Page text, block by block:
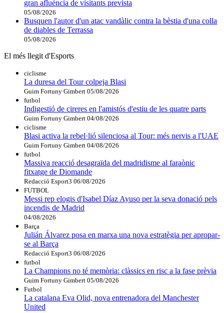
gran afluència de visitants prevista
05/08/2026
Busquen l'autor d'un atac vandàlic contra la bèstia d'una colla
de diables de Terrassa
05/08/2026
El més llegit d'Esports
ciclisme
La duresa del Tour colpeja Blasi
Guim Fortuny Gimbert 05/08/2026
futbol
Indigestió de cireres en l'amistós d'estiu de les quatre parts
Guim Fortuny Gimbert 04/08/2026
ciclisme
Blasi activa la rebel·lió silenciosa al Tour: més nervis a l'UAE
Guim Fortuny Gimbert 04/08/2026
futbol
Massiva reacció desagraïda del madridisme al faraònic
fitxatge de Diomande
Redacció Esport3 06/08/2026
FUTBOL
Messi rep elogis d'Isabel Díaz Ayuso per la seva donació pels
incendis de Madrid
04/08/2026
Barça
Julián Álvarez posa en marxa una nova estratègia per apropar-
se al Barça
Redacció Esport3 06/08/2026
futbol
La Champions no té memòria: clàssics en risc a la fase prèvia
Guim Fortuny Gimbert 05/08/2026
Futbol
La catalana Eva Olid, nova entrenadora del Manchester
United